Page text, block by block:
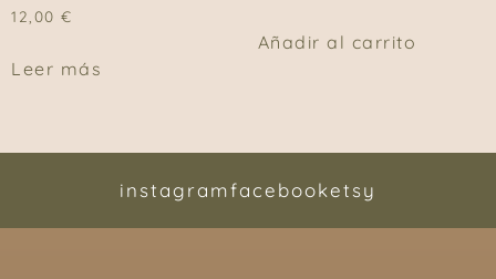
12,00 €
Leer más
Añadir al carrito
instagramfacebooketsy